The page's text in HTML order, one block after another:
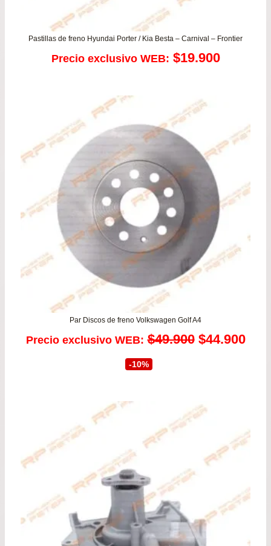
Pastillas de freno Hyundai Porter / Kia Besta – Carnival – Frontier
Precio exclusivo WEB: $19.900
Par Discos de freno Volkswagen Golf A4
Precio exclusivo WEB: $49.900 El
era:
$49.900.
$44.900El
-10%